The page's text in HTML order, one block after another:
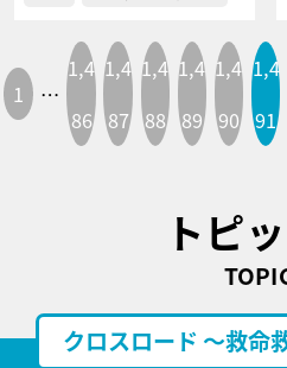
1 …
1,4
86
1,4
87
1,4
88
1,4
89
1,4
90
1,4
91
トピ
クロスロード ～救命